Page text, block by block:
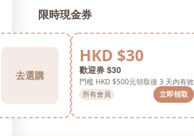
限時現金券
去選購
HKD $30
歡迎券 $30
門檻 HKD $500元領取後 3 天內有效
所有會員
立即領取